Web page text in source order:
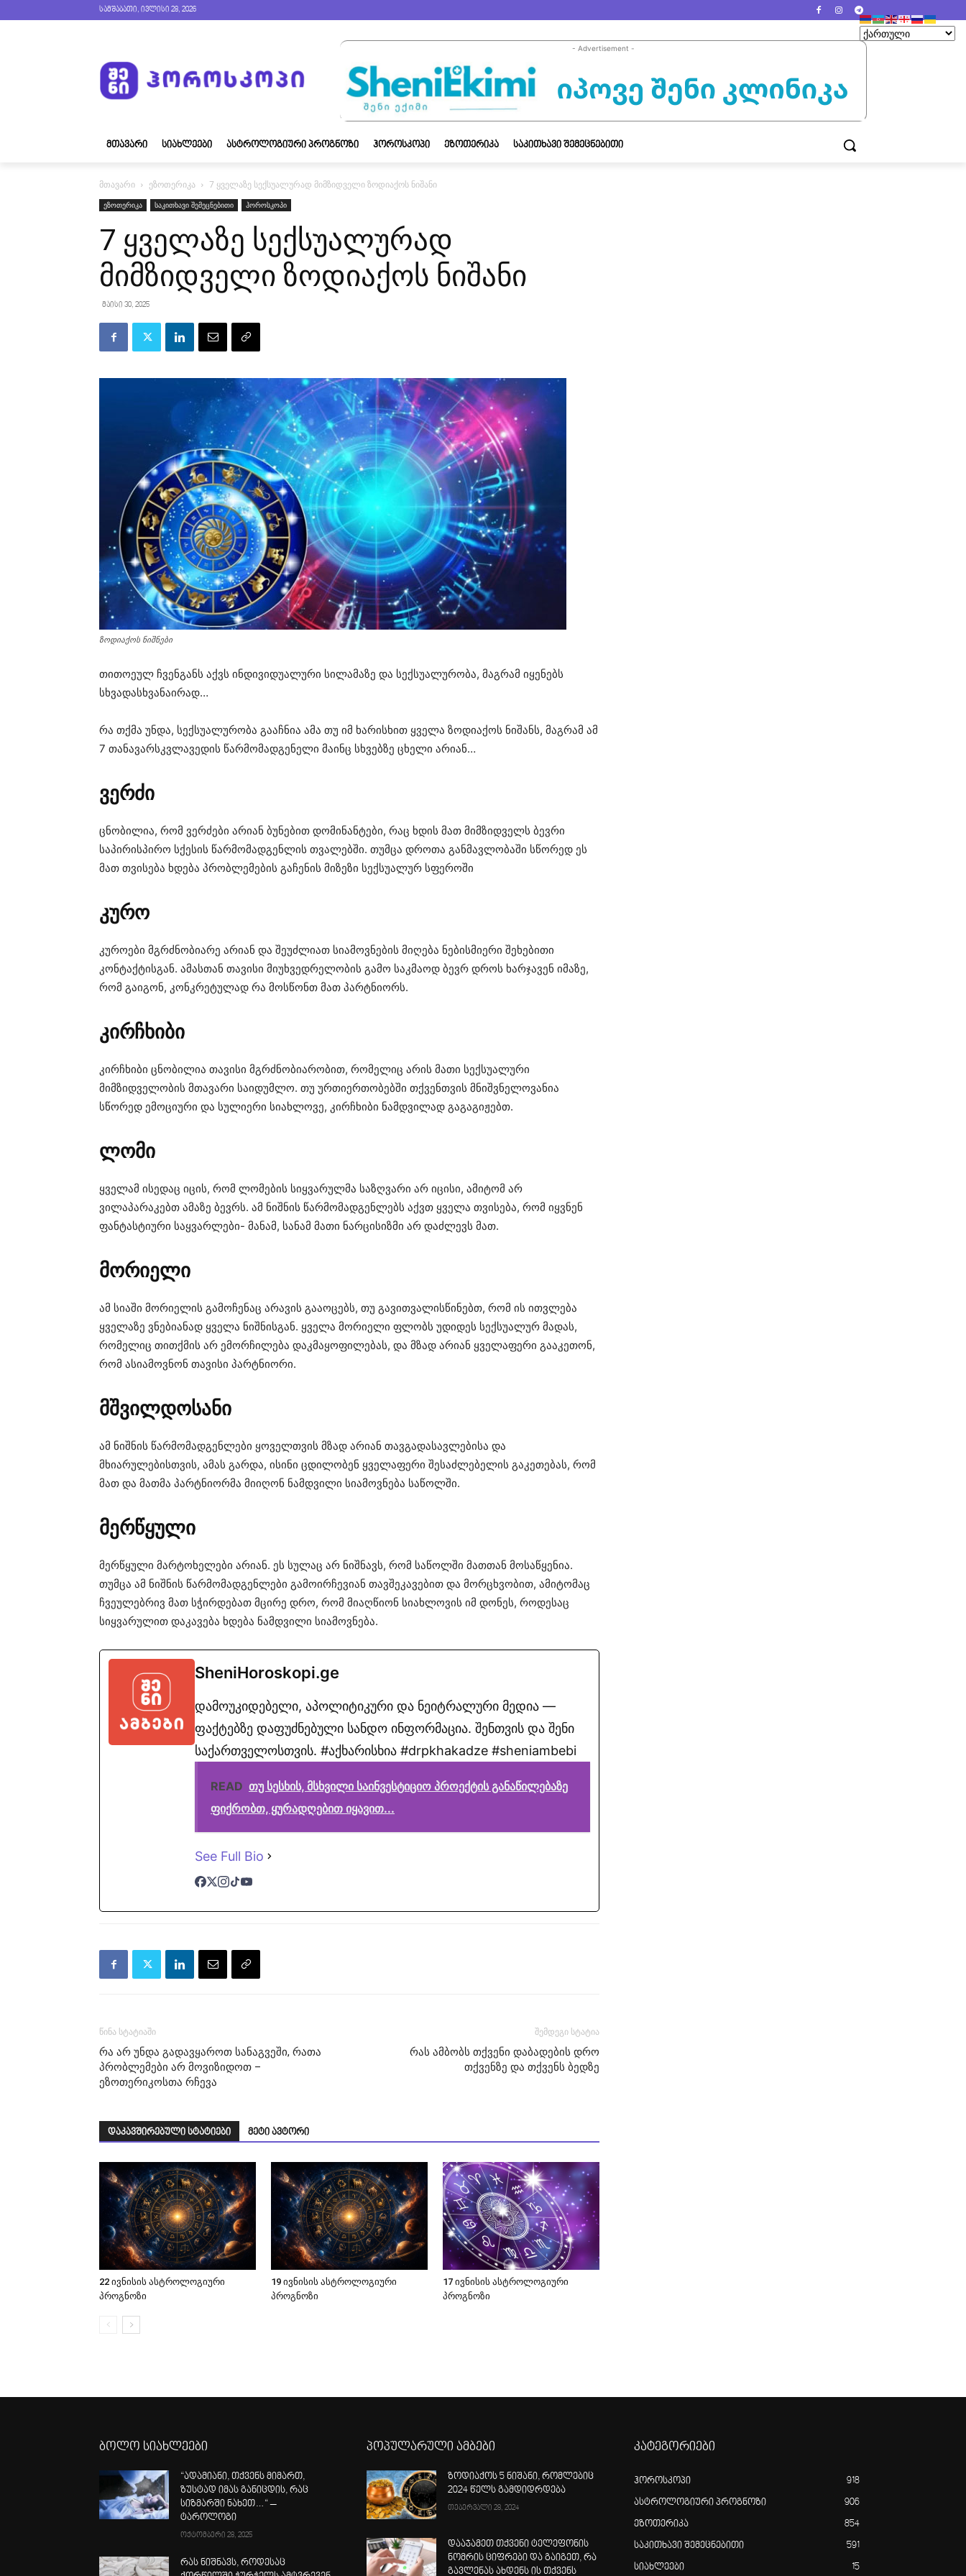
სამშაბათი, ივლისი 28, 2026
- Advertisement -
ᲛᲗᲐᲕᲐᲠᲘ ᲡᲘᲐᲮᲚᲔᲔᲑᲘ ᲐᲡᲢᲠᲝᲚᲝᲒᲘᲣᲠᲘ ᲞᲠᲝᲒᲜᲝᲖᲘ ᲰᲝᲠᲝᲡᲙᲝᲞᲘ ᲔᲖᲝᲗᲔᲠᲘᲙᲐ ᲡᲐᲙᲘᲗᲮᲐᲕᲘ ᲨᲔᲛᲔᲪᲜᲔᲑᲘᲗᲘ
მთავარი ეზოთერიკა 7 ყველაზე სექსუალურად მიმზიდველი ზოდიაქოს ნიშანი
ეზოთერიკა საკითხავი შემეცნებითი ჰოროსკოპი
7 ყველაზე სექსუალურად
მიმზიდველი ზოდიაქოს ნიშანი
მაისი 30, 2025
ზოდიაქოს ნიშნები
თითოეულ ჩვენგანს აქვს ინდივიდუალური სილამაზე და სექსუალურობა, მაგრამ იყენებს
სხვადასხვანაირად…
რა თქმა უნდა, სექსუალურობა გააჩნია ამა თუ იმ ხარისხით ყველა ზოდიაქოს ნიშანს, მაგრამ ამ
7 თანავარსკვლავედის წარმომადგენელი მაინც სხვებზე ცხელი არიან…
ვერძი
ცნობილია, რომ ვერძები არიან ბუნებით დომინანტები, რაც ხდის მათ მიმზიდველს ბევრი
საპირისპირო სქესის წარმომადგენლის თვალებში. თუმცა დროთა განმავლობაში სწორედ ეს
მათ თვისება ხდება პრობლემების გაჩენის მიზეზი სექსუალურ სფეროში
კურო
კუროები მგრძნობიარე არიან და შეუძლიათ სიამოვნების მიღება ნებისმიერი შეხებითი
კონტაქტისგან. ამასთან თავისი მიუხვედრელობის გამო საკმაოდ ბევრ დროს ხარჯავენ იმაზე,
რომ გაიგონ, კონკრეტულად რა მოსწონთ მათ პარტნიორს.
კირჩხიბი
კირჩხიბი ცნობილია თავისი მგრძნობიარობით, რომელიც არის მათი სექსუალური
მიმზიდველობის მთავარი საიდუმლო. თუ ურთიერთობებში თქვენთვის მნიშვნელოვანია
სწორედ ემოციური და სულიერი სიახლოვე, კირჩხიბი ნამდვილად გაგაგიჟებთ.
ლომი
ყველამ ისედაც იცის, რომ ლომების სიყვარულმა საზღვარი არ იცისი, ამიტომ არ
ვილაპარაკებთ ამაზე ბევრს. ამ ნიშნის წარმომადგენლებს აქვთ ყველა თვისება, რომ იყვნენ
ფანტასტიური საყვარლები- მანამ, სანამ მათი ნარცისიზმი არ დაძლევს მათ.
მორიელი
ამ სიაში მორიელის გამოჩენაც არავის გააოცებს, თუ გავითვალისწინებთ, რომ ის ითვლება
ყველაზე ვნებიანად ყველა ნიშნისგან. ყველა მორიელი ფლობს უდიდეს სექსუალურ მადას,
რომელიც თითქმის არ ემორჩილება დაკმაყოფილებას, და მზად არიან ყველაფერი გააკეთონ,
რომ ასიამოვნონ თავისი პარტნიორი.
მშვილდოსანი
ამ ნიშნის წარმომადგენლები ყოველთვის მზად არიან თავგადასავლებისა და
მხიარულებისთვის, ამას გარდა, ისინი ცდილობენ ყველაფერი შესაძლებელის გაკეთებას, რომ
მათ და მათმა პარტნიორმა მიიღონ ნამდვილი სიამოვნება საწოლში.
მერწყული
მერწყული მარტოხელები არიან. ეს სულაც არ ნიშნავს, რომ საწოლში მათთან მოსაწყენია.
თუმცა ამ ნიშნის წარმომადგენლები გამოირჩევიან თავშეკავებით და მორცხვობით, ამიტომაც
ჩვეულებრივ მათ სჭირდებათ მცირე დრო, რომ მიაღწიონ სიახლოვის იმ დონეს, როდესაც
სიყვარულით დაკავება ხდება ნამდვილი სიამოვნება.
SheniHoroskopi.ge
დამოუკიდებელი, აპოლიტიკური და ნეიტრალური მედია —
ფაქტებზე დაფუძნებული სანდო ინფორმაცია. შენთვის და შენი
საქართველოსთვის. #აქხარისხია #drpkhakadze #sheniambebi
READ თუ სესხის, მსხვილი საინვესტიციო პროექტის განაწილებაზე
ფიქრობთ, ყურადღებით იყავით...
See Full Bio
წინა სტატიაში
რა არ უნდა გადავყაროთ სანაგვეში, რათა
პრობლემები არ მოვიზიდოთ –
ეზოთერიკოსთა რჩევა
შემდეგი სტატია
რას ამბობს თქვენი დაბადების დრო
თქვენზე და თქვენს ბედზე
დაკავშირებული სტატიები მეტი ავტორი
22 ივნისის ასტროლოგიური
პროგნოზი
19 ივნისის ასტროლოგიური
პროგნოზი
17 ივნისის ასტროლოგიური
პროგნოზი
ბოლო სიახლეები
“ადამიანი, თქვენს მიმართ,
ზუსტად იმას განიცდის, რაც
სიზმარში ნახეთ…“ –
ტაროლოგი
ოქტომბერი 28, 2025
რას ნიშნავს, როდესაც
პოპულარული ამბები
ზოდიაქოს 5 ნიშანი, რომლებიც
2024 წელს გამდიდრდება
თებერვალი 28, 2024
დააჯამეთ თქვენი ტელეფონის
ნომრის ციფრები და გაიგეთ, რა
გავლენას ახდენს ის თქვენს
კატეგორიები
ჰოროსკოპი 918
ასტროლოგიური პროგნოზი 906
ეზოთერიკა 854
საკითხავი შემეცნებითი 591
სიახლეები 15